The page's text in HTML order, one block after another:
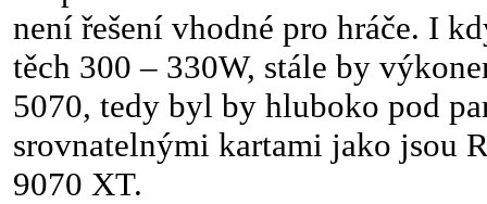
není řešení vhodné pro hráče. I
těch 300 – 330W, stále by
5070, tedy byl by hluboko pod
srovnatelnými kartami jako jsou
9070 XT.